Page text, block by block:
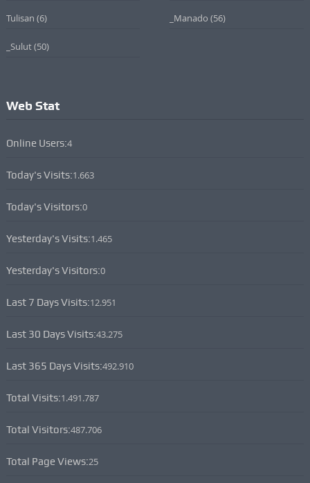
Tulisan (6) _Manado (56)
_Sulut(50)
Web Stat
Online Users:4
Today's Visits:1.663
Today's Visitors:0
Yesterday's Visits:1.465
Yesterday's Visitors:0
Last 7 Days Visits:12.951
Last 30 Days Visits:43.275
Last 365 Days Visits:492.910
Total Visits:1.491.787
Total Visitors:487.706
Total Page Views:25